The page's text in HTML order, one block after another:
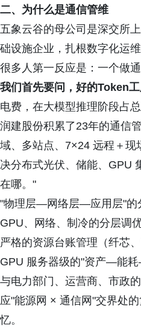
二、为什么是通信管维
五象云谷的母公司是深交所
础设施企业，扎根数字化运维
很多人第一反应是：一个做
我们首先要问，好的Token
电费，在大模型推理阶段占
润建股份积累了23年的通信
域、多站点、7×24 远程＋现
决分布式光伏、储能、GPU
在哪。"
"物理层—网络层—应用层"的
GPU、网络、制冷的分层调优
严格的资源台账管理（纤芯
GPU 服务器级的"资产—能
与电力部门、运营商、市政
应"能源网 × 通信网"交界处
忆。